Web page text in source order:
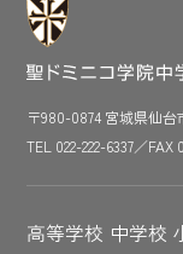
〒980-0874 宮城県仙台
TEL 022-222-6337／FAX
高等学校 中学校